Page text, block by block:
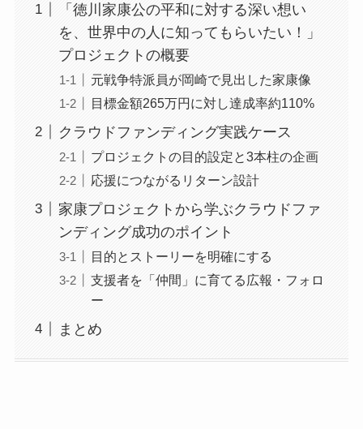
「徳川家康公の平和に対する深い想い
を、世界中の人に知ってもらいたい！」
プロジェクトの概要
元戦争特派員が岡崎で見出した家康像
目標金額265万円に対し達成率約110%
クラウドファンディング実践ケース
プロジェクトの目的設定と3本柱の企画
応援につながるリターン設計
家康プロジェクトから学ぶクラウドファ
ンディング成功のポイント
目的とストーリーを明確にする
支援者を「仲間」に育てる広報・フォロ
ー
まとめ